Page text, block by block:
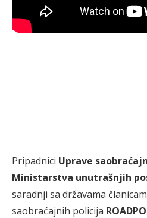
Pripadnici Uprave
Ministarstva unutrašnjih
saradnji sa državama
saobraćajnih policija